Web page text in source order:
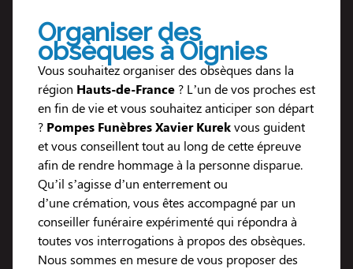
Organiser des
obsèques à Oignies
Vous souhaitez organiser des obsèques dans la
région Hauts-de-France ? L’un de vos proches est
en fin de vie et vous souhaitez anticiper son départ
? Pompes Funèbres Xavier Kurekvous guident
et vous conseillent tout au long de cette épreuve
afin de rendre hommage à la personne disparue.
Qu’il s’agisse d’un enterrement ou
d’une crémation, vous êtes accompagné par un
conseiller funéraire expérimenté qui répondra à
toutes vos interrogations à propos des obsèques.
Nous sommes en mesure de vous proposer des